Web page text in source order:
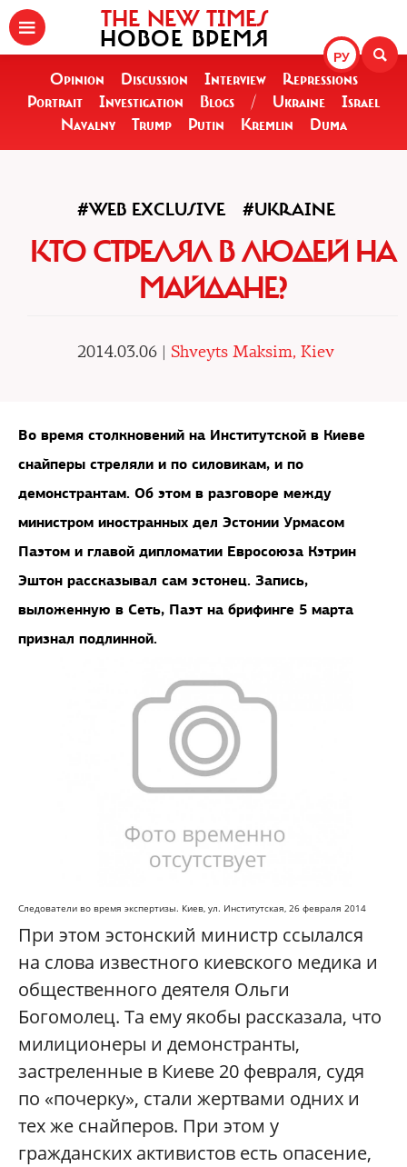
РУ
THE NEW TIMES
НОВОЕ ВРЕМЯ
Opinion Discussion Interview
Repressions
Portrait
Investigation Blogs / Ukraine
Israel
Navalny
Trump Putin Kremlin Duma
#WEB EXCLUSIVE #UKRAINE
КТО СТРЕЛЯЛ В ЛЮДЕЙ НА
МАЙДАНЕ?
2014.03.06 | Shveyts Maksim, Kiev
Во время столкновений на Институтской в Киеве
снайперы стреляли и по силовикам, и по
демонстрантам. Об этом в разговоре между
министром иностранных дел Эстонии Урмасом
Паэтом и главой дипломатии Евросоюза Кэтрин
Эштон рассказывал сам эстонец. Запись,
выложенную в Сеть, Паэт на брифинге 5 марта
признал подлинной.
Следователи во время экспертизы. Киев, ул. Институтская, 26 февраля 2014
При этом эстонский министр ссылался
на слова известного киевского медика и
общественного деятеля Ольги
Богомолец. Та ему якобы рассказала, что
милиционеры и демонстранты,
застреленные в Киеве 20 февраля, судя
по «почерку», стали жертвами одних и
тех же снайперов. При этом у
гражданских активистов есть опасение,